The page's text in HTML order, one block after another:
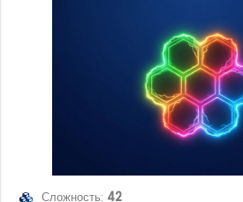
Сложность: 42